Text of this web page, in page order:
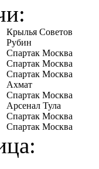
Крылья Советов
Рубин
Спартак Москва
Спартак Москва
Спартак Москва
Ахмат
Спартак Москва
Арсенал Тула
Спартак Москва
Спартак Москва